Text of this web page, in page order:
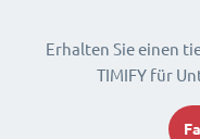
Erhalten Sie einen
TIMIFY für